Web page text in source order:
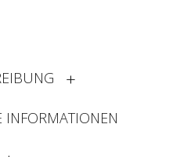
INFORMATIONEN